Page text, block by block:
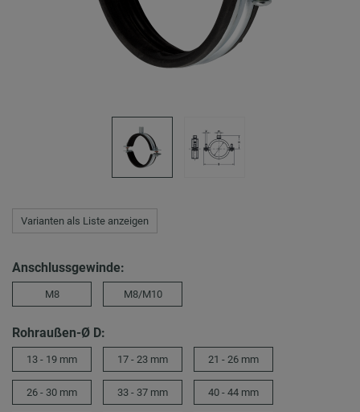
Varianten als Liste anzeigen
Anschlussgewinde:
M8 M8/M10
Rohraußen-Ø D:
13 - 19 mm 17 - 23 mm 21 - 26 mm
26 - 30 mm 33 - 37 mm 40 - 44 mm